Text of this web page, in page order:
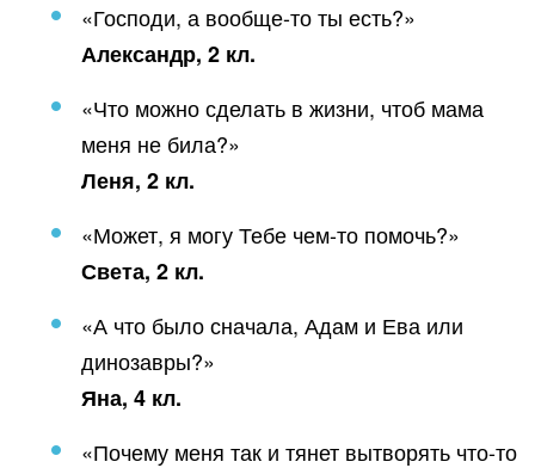
«Господи, а вообще-то ты есть?»
Александр, 2 кл.
«Что можно сделать в жизни, чтоб мама
меня не била?»
Леня, 2 кл.
«Может, я могу Тебе чем-то помочь?»
Света, 2 кл.
«А что было сначала, Адам и Ева или
динозавры?»
Яна, 4 кл.
«Почему меня так и тянет вытворять что-то